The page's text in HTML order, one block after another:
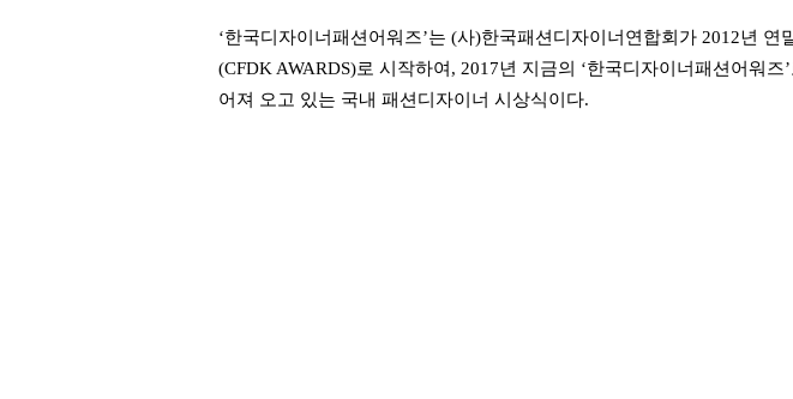
‘한국디자이너패션어워즈’는 (사)한국패션디자이너연합회가 2012년
(CFDK AWARDS)로 시작하여, 2017년 지금의 ‘한국디자이너패션어워즈
어져 오고 있는 국내 패션디자이너 시상식이다.